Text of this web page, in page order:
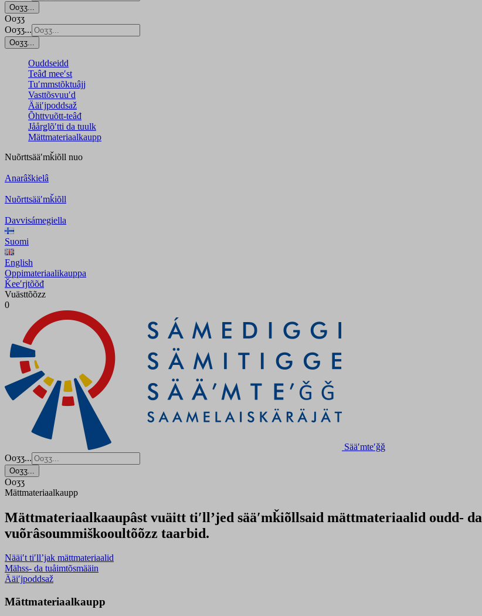
Ooʒʒ...
Ooʒʒ
Ooʒʒ...
Ooʒʒ...
Ouddseidd
Teâđ meeʹst
Tuʹmmstõktuâjj
Vasttõsvuuʹd
Ääiʹjpoddsaž
Õhttvuõtt-teâđ
Jåårǥlõʹtti da tuulk
Mättmateriaalkaupp
Nuõrttsääʹmǩiõll nuo
Anarâškielâ
Nuõrttsääʹmǩiõll
Davvisámegiella
Suomi
English
Oppimateriaalikauppa
Ǩeeʹrjtõõđ
Vuästtõõzz
0
Sääʹmteʹǧǧ
Ooʒʒ...
Ooʒʒ...
Ooʒʒ
Mättmateriaalkaupp
Mättmateriaalkaaupâst vuäitt tiʹllʼjed sääʹmǩiõllsaid mättmateriaalid oudd-
vuõrâsoummiškooultõõzz taarbid.
Nääiʹt tiʹllʼjak mättmateriaalid
Mähss- da tuåimtõsmääin
Ääiʹjpoddsaž
Mättmateriaalkaupp